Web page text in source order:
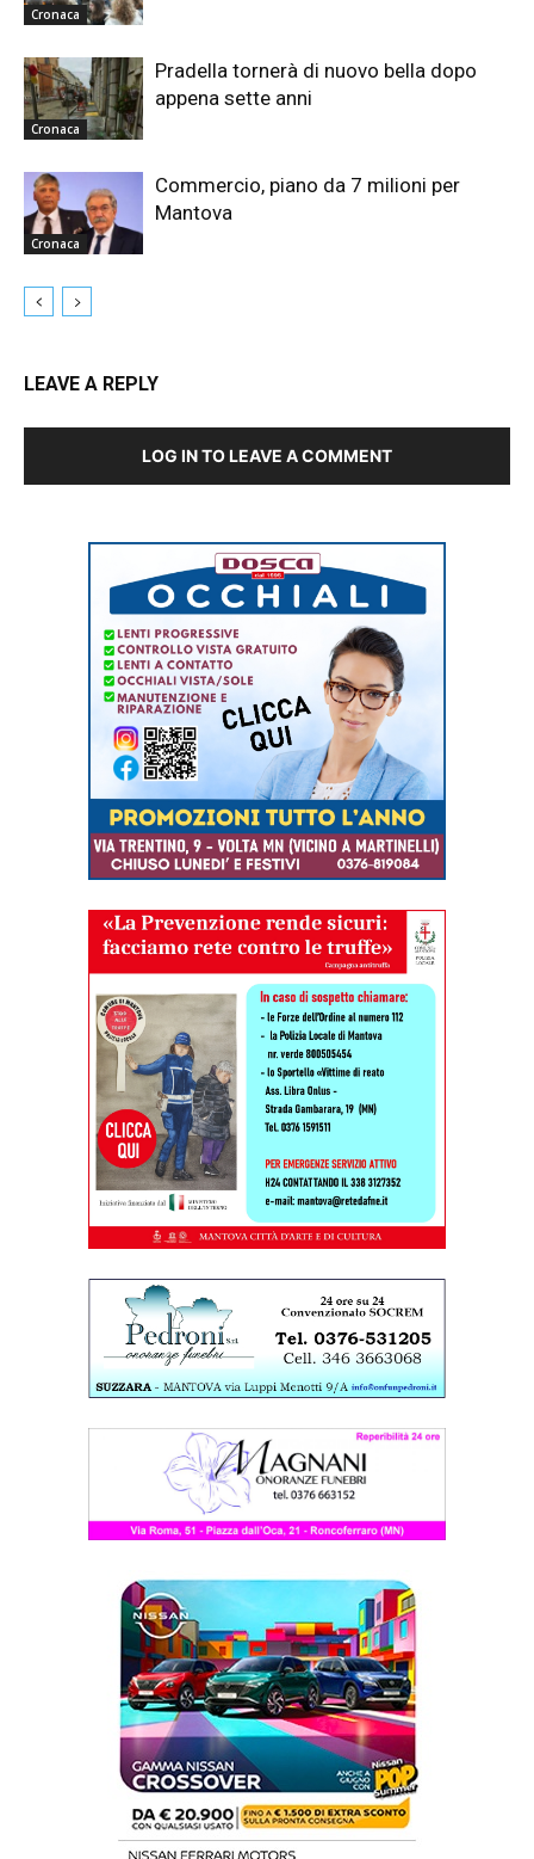
Cronaca
Cronaca
Pradella tornerà di nuovo bella dopo
appena sette anni
Cronaca
Commercio, piano da 7 milioni per
Mantova
LEAVE A REPLY
LOG IN TO LEAVE A COMMENT